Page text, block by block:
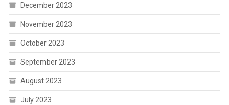
December 2023
November 2023
October 2023
September 2023
August 2023
July 2023